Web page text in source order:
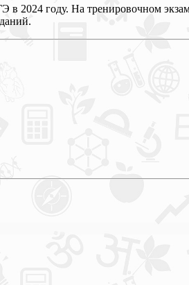
2024 году. На тренировочном